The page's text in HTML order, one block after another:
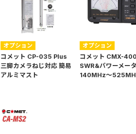
オプション
コメット CP-035 Plus
三脚カメラねじ対応 簡易
アルミマスト
オプション
コメット CMX-400
SWR&パワーメー
140MHz～